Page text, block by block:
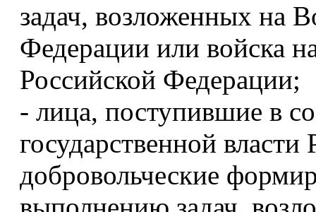
задач, возложенных на
Федерации или войска
Российской Федерации;
- лица, поступившие в
государственной
добровольческие